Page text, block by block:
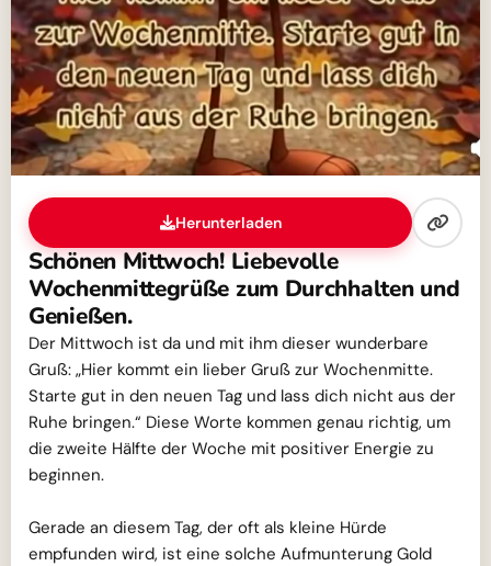
Herunterladen
Schönen Mittwoch! Liebevolle
Wochenmittegrüße zum Durchhalten und
Genießen.
Der Mittwoch ist da und mit ihm dieser wunderbare
Gruß: „Hier kommt ein lieber Gruß zur Wochenmitte.
Starte gut in den neuen Tag und lass dich nicht aus der
Ruhe bringen.“ Diese Worte kommen genau richtig, um
die zweite Hälfte der Woche mit positiver Energie zu
beginnen.
Gerade an diesem Tag, der oft als kleine Hürde
empfunden wird, ist eine solche Aufmunterung Gold